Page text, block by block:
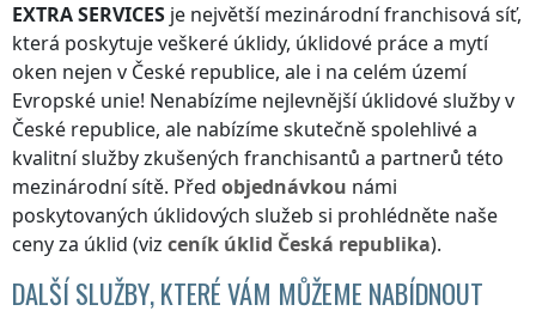
EXTRA SERVICES je největší mezinárodní franchisová síť,
která poskytuje veškeré úklidy, úklidové práce a mytí
oken nejen v České republice, ale i na celém území
Evropské unie! Nenabízíme nejlevnější úklidové službyv
České republice, ale nabízíme skutečně spolehlivé a
kvalitní služby zkušených franchisantů a partnerů této
mezinárodní sítě. Před objednávkou námi
poskytovaných úklidových služeb si prohlédněte naše
ceny za úklid (viz ceník úklid Česká republika).
DALŠÍ SLUŽBY, KTERÉ VÁM MŮŽEME NABÍDNOUT